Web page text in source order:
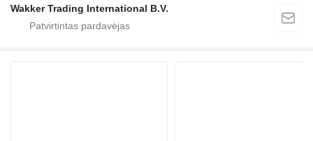
Wakker Trading International B.V.